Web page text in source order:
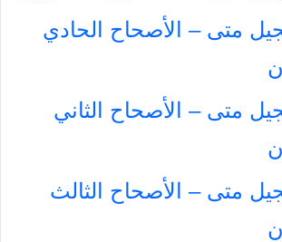
متى – الأصحاح الحادي
متى – الأصحاح الثاني
متى – الأصحاح الثالث